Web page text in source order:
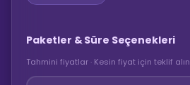
Paketler & Süre Seçenekleri
Tahmini fiyatlar · Kesin fiyat için teklif alın